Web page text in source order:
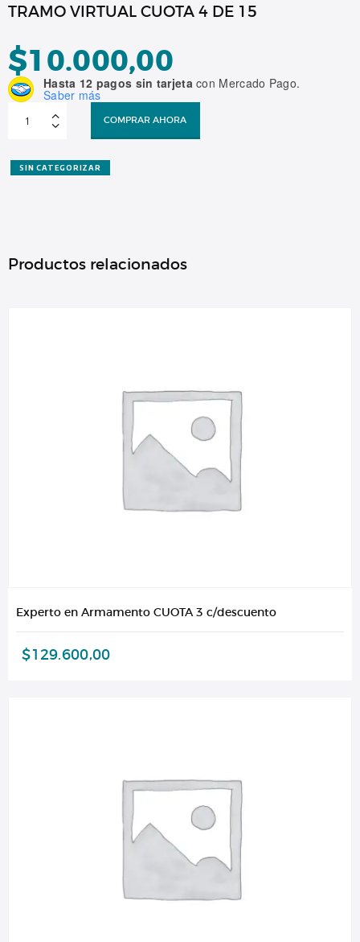
TRAMO VIRTUAL CUOTA 4 DE 15
$10.000,00
Hasta 12 pagos sin tarjetacon Mercado Pago.
Saber más
VIRTUAL
CUOTA
15
cantidad
COMPRAR AHORA
SIN CATEGORIZAR
Productos relacionados
Experto en Armamento CUOTA 3 c/descuento
$129.600,00